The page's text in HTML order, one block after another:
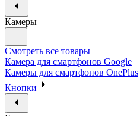
Камеры
Смотреть все товары
Камера для смартфонов Google
Камеры для смартфонов OnePlus
Кнопки